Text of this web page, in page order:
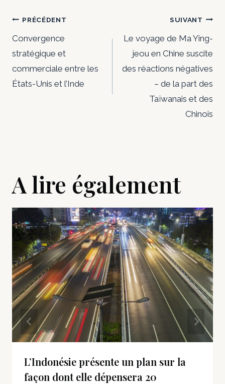
Navigation
de
l’article
PRÉCÉDENT
Convergence
stratégique et
commerciale entre les
États-Unis et l’Inde
SUIVANT
Le voyage de Ma Ying-
jeou en Chine suscite
des réactions négatives
– de la part des
Taïwanais et des
Chinois
A lire également
L’Indonésie présente un plan sur la
façon dont elle dépensera 20